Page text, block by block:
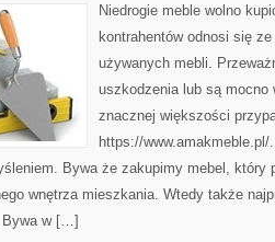
Niedrogie meble wolno
kontrahentów odnosi się
używanych mebli.
uszkodzenia lub są mocno
znacznej większości
https://
Bywa że zakupimy mebel, który
wnętrza mieszkania. Wtedy także
Bywa w […]